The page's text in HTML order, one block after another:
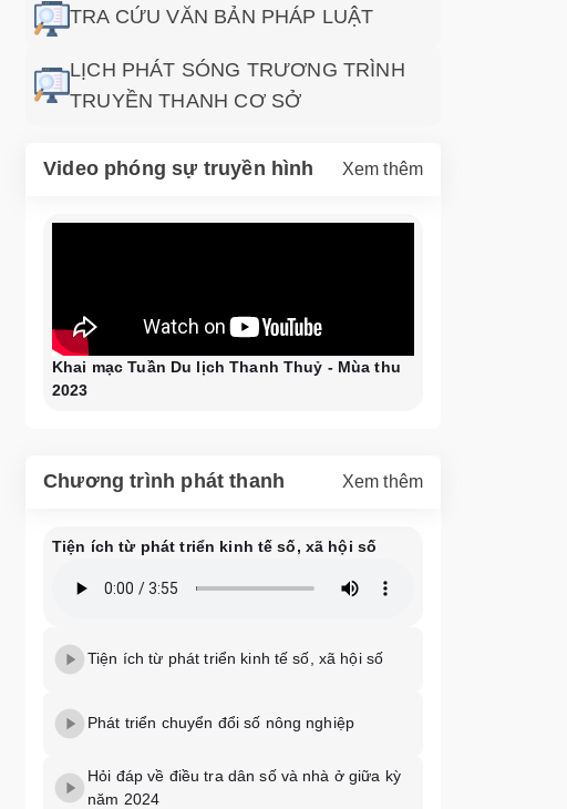
TRA CỨU VĂN BẢN PHÁP LUẬT
LỊCH PHÁT SÓNG TRƯƠNG TRÌNH
TRUYỀN THANH CƠ SỞ
Video phóng sự truyền hình Xem thêm
Khai mạc Tuần Du lịch Thanh Thuỷ - Mùa thu
2023
Chương trình phát thanh Xem thêm
Tiện ích từ phát triển kinh tế số, xã hội số
Tiện ích từ phát triển kinh tế số, xã hội số
Phát triển chuyển đổi số nông nghiệp
Hỏi đáp về điều tra dân số và nhà ở giữa kỳ
năm 2024